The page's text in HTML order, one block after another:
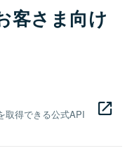
客さま向け
取得できる公式API